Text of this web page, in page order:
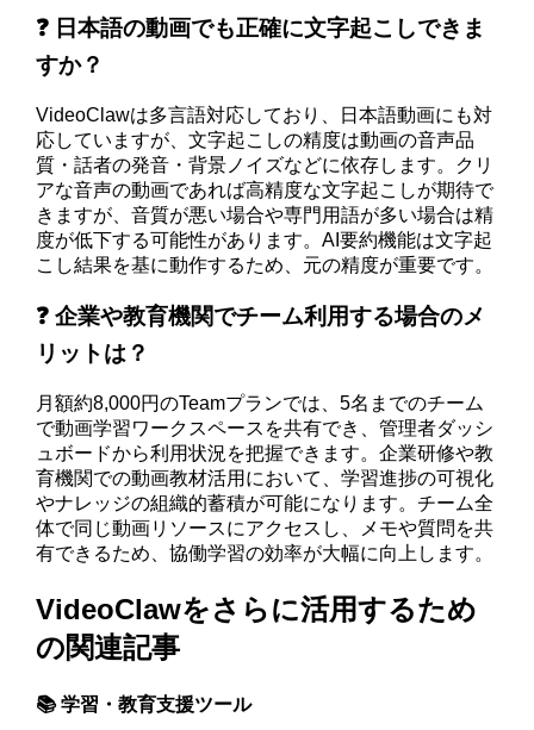
❓ 日本語の動画でも正確に文字起こしできま
すか？
VideoClawは多言語対応しており、日本語動画にも対
応していますが、文字起こしの精度は動画の音声品
質・話者の発音・背景ノイズなどに依存します。クリ
アな音声の動画であれば高精度な文字起こしが期待で
きますが、音質が悪い場合や専門用語が多い場合は精
度が低下する可能性があります。AI要約機能は文字起
こし結果を基に動作するため、元の精度が重要です。
❓ 企業や教育機関でチーム利用する場合のメ
リットは？
月額約8,000円のTeamプランでは、5名までのチーム
で動画学習ワークスペースを共有でき、管理者ダッシ
ュボードから利用状況を把握できます。企業研修や教
育機関での動画教材活用において、学習進捗の可視化
やナレッジの組織的蓄積が可能になります。チーム全
体で同じ動画リソースにアクセスし、メモや質問を共
有できるため、協働学習の効率が大幅に向上します。
VideoClawをさらに活用するため
の関連記事
📚 学習・教育支援ツール